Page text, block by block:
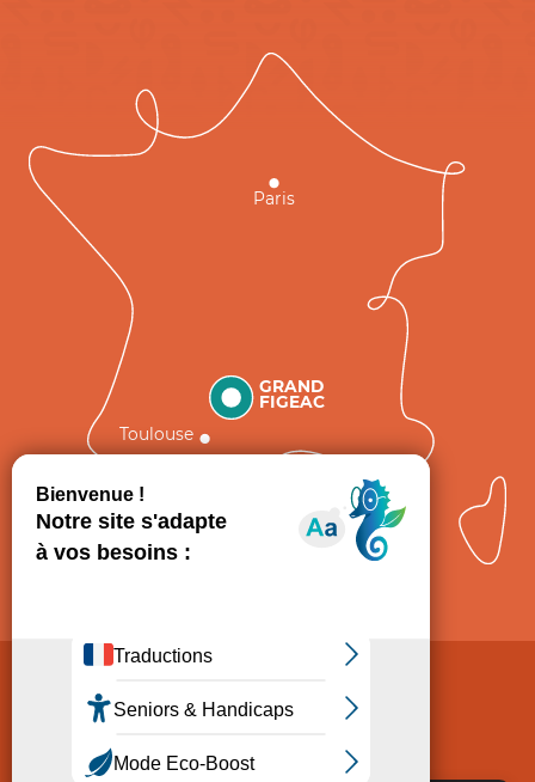
GRAND
FIGEAC
Toulouse
Paris
Politique de Protection des données
Consentement
Accessibilité : non conforme